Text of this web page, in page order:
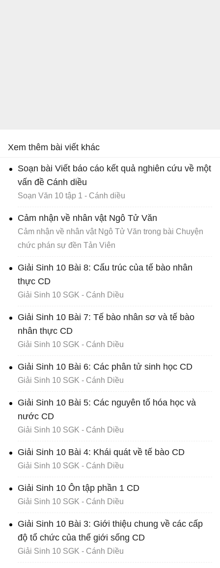
Xem thêm bài viết khác
Soạn bài Viết báo cáo kết quả nghiên cứu về một
vấn đề Cánh diều
Soạn Văn 10 tập 1 - Cánh diều
Cảm nhận về nhân vật Ngô Tử Văn
Cảm nhận về nhân vật Ngô Tử Văn trong bài Chuyện
chức phán sự đền Tản Viên
Giải Sinh 10 Bài 8: Cấu trúc của tế bào nhân
thực CD
Giải Sinh 10 SGK - Cánh Diều
Giải Sinh 10 Bài 7: Tế bào nhân sơ và tế bào
nhân thực CD
Giải Sinh 10 SGK - Cánh Diều
Giải Sinh 10 Bài 6: Các phân tử sinh học CD
Giải Sinh 10 SGK - Cánh Diều
Giải Sinh 10 Bài 5: Các nguyên tố hóa học và
nước CD
Giải Sinh 10 SGK - Cánh Diều
Giải Sinh 10 Bài 4: Khái quát về tế bào CD
Giải Sinh 10 SGK - Cánh Diều
Giải Sinh 10 Ôn tập phần 1 CD
Giải Sinh 10 SGK - Cánh Diều
Giải Sinh 10 Bài 3: Giới thiệu chung về các cấp
độ tổ chức của thế giới sống CD
Giải Sinh 10 SGK - Cánh Diều